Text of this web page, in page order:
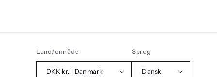
Land/område
DKK kr. | Danmark
Sprog
Dansk